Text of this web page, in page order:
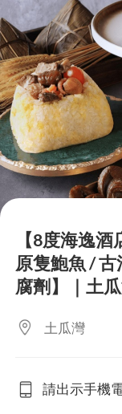
【8度海逸
原隻鮑魚 /
腐劑】｜土
土瓜灣
請出示手機